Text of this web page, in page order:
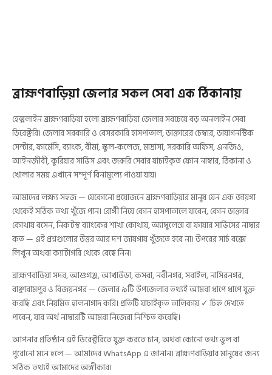
ব্রাহ্মণবাড়িয়া জেলার সকল সেবা এক ঠিকানায়
হেল্পলাইন ব্রাহ্মণবাড়িয়া হলো ব্রাহ্মণবাড়িয়া জেলার সবচেয়ে বড় অনলাইন সেবা
ডিরেক্টরি। জেলার সরকারি ও বেসরকারি হাসপাতাল, ডাক্তারের চেম্বার, ডায়াগনস্টিক
সেন্টার, ফার্মেসি, ব্যাংক, বীমা, স্কুল-কলেজ, মাদ্রাসা, সরকারি অফিস, এনজিও,
আইনজীবী, কুরিয়ার সার্ভিস এবং জরুরি সেবার যাচাইকৃত ফোন নাম্বার, ঠিকানা ও
খোলার সময় এখানে সম্পূর্ণ বিনামূল্যে পাওয়া যায়।
আমাদের লক্ষ্য সহজ — যেকোনো প্রয়োজনে ব্রাহ্মণবাড়িয়ার মানুষ যেন এক জায়গা
থেকেই সঠিক তথ্য খুঁজে পান। রোগী নিয়ে কোন হাসপাতালে যাবেন, কোন ডাক্তার
কোথায় বসেন, নিকটস্থ ব্যাংকের শাখা কোথায়, অ্যাম্বুলেন্স বা ফায়ার সার্ভিসের নাম্বার
কত — এই প্রশ্নগুলোর উত্তর আর দশ জায়গায় খুঁজতে হবে না। উপরের সার্চ বক্সে
লিখুন অথবা ক্যাটাগরি থেকে বেছে নিন।
ব্রাহ্মণবাড়িয়া সদর, আশুগঞ্জ, আখাউড়া, কসবা, নবীনগর, সরাইল, নাসিরনগর,
বাঞ্ছারামপুর ও বিজয়নগর — জেলার ৯টি উপজেলার তথ্যই আমরা ধাপে ধাপে যুক্ত
করছি এবং নিয়মিত হালনাগাদ করি। প্রতিটি যাচাইকৃত তালিকায় ✓ চিহ্ন দেখতে
পাবেন, যার অর্থ নাম্বারটি আমরা নিজেরা নিশ্চিত করেছি।
আপনার প্রতিষ্ঠান এই ডিরেক্টরিতে যুক্ত করতে চান, অথবা কোনো তথ্য ভুল বা
পুরোনো মনে হলে — আমাদের WhatsApp এ জানান। ব্রাহ্মণবাড়িয়ার মানুষের জন্য
সঠিক তথ্যই আমাদের অঙ্গীকার।